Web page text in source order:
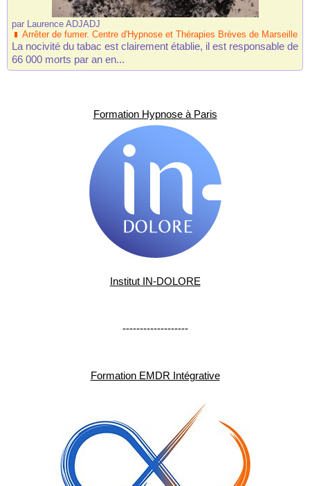
par Laurence ADJADJ
Arrêter de fumer. Centre d'Hypnose et Thérapies Brèves de Marseille
La nocivité du tabac est clairement établie, il est responsable de
66 000 morts par an en...
Formation Hypnose à Paris
Institut IN-DOLORE
-------------------
Formation EMDR Intégrative